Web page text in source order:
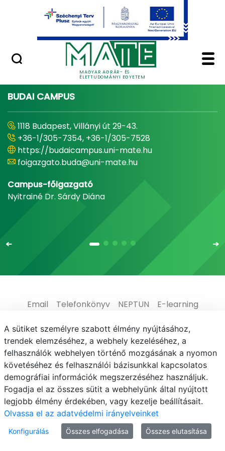
Ugrás a fő tartalomhoz
MAGYAR AGRÁR- ÉS
ÉLETTUDOMÁNYI EGYETEM
Minőségügy
Home - Magyar
BUDAI CAMPUS
1118 Budapest, Villányi út 29-43.
+36-1/305-7354, +36-1/305-7528
https://budaicampus.uni-mate.hu
foigazgato.buda@uni-mate.hu
Campus-főigazgató
Nyitrainé Dr. Sárdy Diána
Email Telefonkönyv NEPTUN
E-learning
Médiaközpont
Informatikai Igazgatóság
Adatvédelem
© MATE 2021
A sütiket személyre szabott élmény nyújtásához,
trendek elemzéséhez, a webhely kezeléséhez, a
felhasználók webhelyen történő mozgásának a nyomon
követéséhez és felhasználói bázisunkkal kapcsolatos
demográfiai információk megszerzéséhez használjuk.
Fogadja el az összes sütit a webhelyünk által nyújtott
legjobb élmény érdekében, vagy kezelje beállításait.
Olvassa el az adatvédelmi irányelveinket
Konfigurálás Összes elfogadása Összes elutasítása